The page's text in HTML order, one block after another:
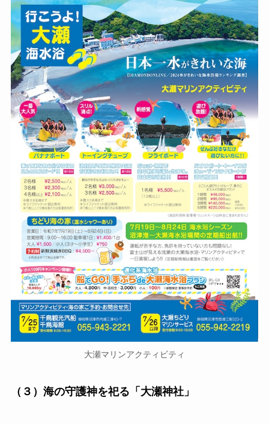
大瀬マリンアクティビティ
（３）海の守護神を祀る「大瀬神社」